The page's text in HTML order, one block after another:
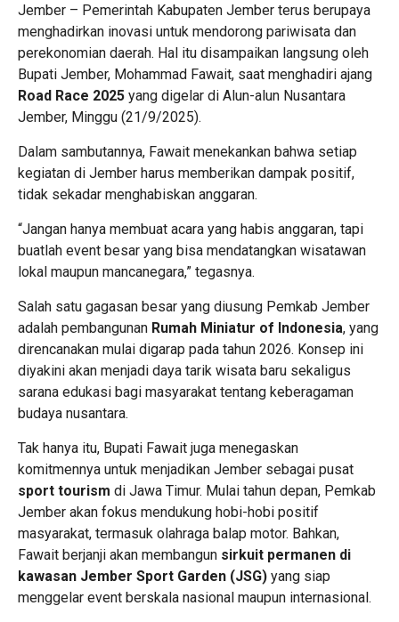
Jember – Pemerintah Kabupaten Jember terus berupaya
menghadirkan inovasi untuk mendorong pariwisata dan
perekonomian daerah. Hal itu disampaikan langsung oleh
Bupati Jember, Mohammad Fawait, saat menghadiri ajang
Road Race 2025 yang digelar di Alun-alun Nusantara
Jember, Minggu (21/9/2025).
Dalam sambutannya, Fawait menekankan bahwa setiap
kegiatan di Jember harus memberikan dampak positif,
tidak sekadar menghabiskan anggaran.
“Jangan hanya membuat acara yang habis anggaran, tapi
buatlah event besar yang bisa mendatangkan wisatawan
lokal maupun mancanegara,” tegasnya.
Salah satu gagasan besar yang diusung Pemkab Jember
adalah pembangunan Rumah Miniatur of Indonesia, yang
direncanakan mulai digarap pada tahun 2026. Konsep ini
diyakini akan menjadi daya tarik wisata baru sekaligus
sarana edukasi bagi masyarakat tentang keberagaman
budaya nusantara.
Tak hanya itu, Bupati Fawait juga menegaskan
komitmennya untuk menjadikan Jember sebagai pusat
sport tourism di Jawa Timur. Mulai tahun depan, Pemkab
Jember akan fokus mendukung hobi-hobi positif
masyarakat, termasuk olahraga balap motor. Bahkan,
Fawait berjanji akan membangun sirkuit permanen di
kawasan Jember Sport Garden (JSG) yang siap
menggelar event berskala nasional maupun internasional.